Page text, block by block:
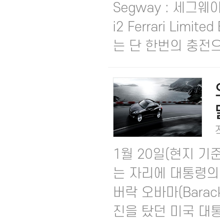
Segway : 세그웨
i2 Ferrari Limited
는 단 한번의 충전
1월 20일(현지 기
는 자리에 대통령
버락 오바마
진을 탔던 미국 대